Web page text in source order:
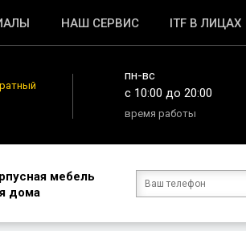
НАШ СЕРВИС ITF В ЛИЦАХ
пн-вс
c 10:00 до 20:00
время работы
мебель
дома